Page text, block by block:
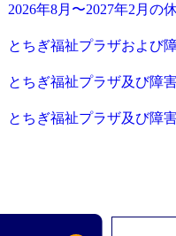
2026年8月〜2027年2月の
とちぎ福祉プラザおよび
とちぎ福祉プラザ及び障
とちぎ福祉プラザ及び障